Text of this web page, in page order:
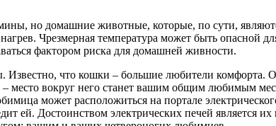
но домашние животные, которые, по сути,
Чрезмерная температура может быть опасной
фактором риска для домашней живности.
что кошки – большие любители комфорта.
место вокруг него станет вашим общим любимым
может расположиться на портале
ей. Достоинством электрических печей является